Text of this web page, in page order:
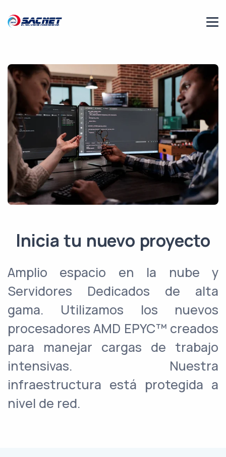
Inicia tu nuevo proyecto
Amplio espacio en la nube y
Servidores Dedicados de alta
gama. Utilizamos los nuevos
procesadores AMD EPYC™ creados
para manejar cargas de trabajo
intensivas. Nuestra
infraestructura está protegida a
nivel de red.